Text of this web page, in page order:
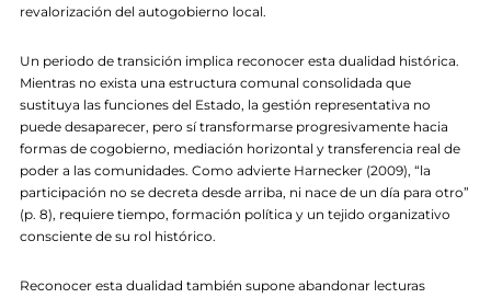
revalorización del autogobierno local.
Un periodo de transición implica reconocer esta dualidad histórica.
Mientras no exista una estructura comunal consolidada que
sustituya las funciones del Estado, la gestión representativa no
puede desaparecer, pero sí transformarse progresivamente hacia
formas de cogobierno, mediación horizontal y transferencia real de
poder a las comunidades. Como advierte Harnecker (2009), “la
participación no se decreta desde arriba, ni nace de un día para otro”
(p. 8), requiere tiempo, formación política y un tejido organizativo
consciente de su rol histórico.
Reconocer esta dualidad también supone abandonar lecturas